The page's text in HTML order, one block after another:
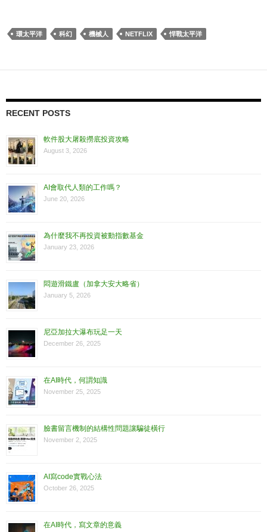
環太平洋 科幻 機械人 NETFLIX 悍戰太平洋
RECENT POSTS
軟件股大屠殺撈底投資攻略
August 3, 2026
AI會取代人類的工作嗎？
June 20, 2026
為什麼我不再投資被動指數基金
January 23, 2026
悶遊滑鐵盧（加拿大安大略省）
January 5, 2026
尼亞加拉大瀑布玩足一天
December 26, 2025
在AI時代，何謂知識
November 25, 2025
臉書留言機制的結構性問題讓騙徒橫行
November 2, 2025
AI寫code實戰心法
October 26, 2025
在AI時代，寫文章的意義